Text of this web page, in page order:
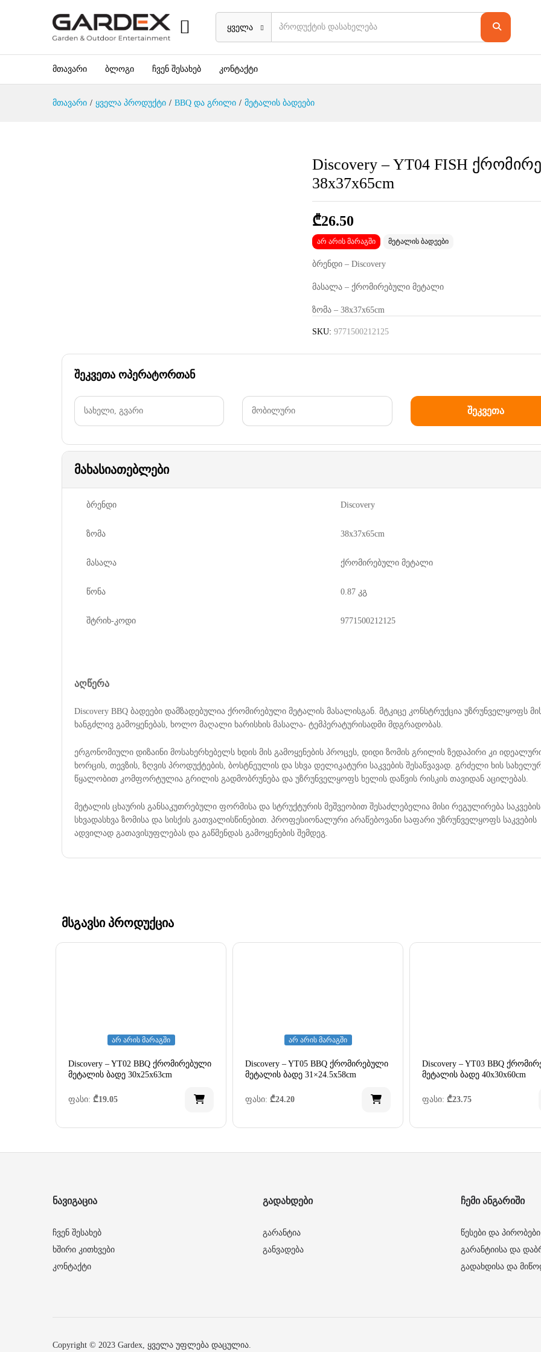
ყველა
მთავარი ბლოგი ჩვენ შესახებ კონტაქტი
მთავარი / ყველა პროდუქტი / BBQ და გრილი / მეტალის ბადეები
Discovery – YT04 FISH
38x37x65cm
₾26.50
არ არის მარაგში მეტალის ბადეები
ბრენდი – Discovery
მასალა – ქრომირებული მეტალი
ზომა – 38x37x65cm
SKU: 9771500212125
შეკვეთა ოპერატორთან
მახასიათებლები
ბრენდი Discovery
ზომა 38x37x65cm
მასალა ქრომირებული მეტალი
წონა 0.87 კგ
შტრიხ-კოდი 9771500212125
აღწერა
Discovery BBQ ბადეები დამზადებულია ქრომირებული მეტალის მასალისგან. მტკიცე კონსტრუქცია უზრუნველყოფს
ხანგძლივ გამოყენებას, ხოლო მაღალი ხარისხის მასალა- ტემპერატურისადმი მდგრადობას.
ერგონომიული დიზაინი მოსახერხებელს ხდის მის გამოყენების პროცეს, დიდი ზომის გრილის ზედაპირი კი
ხორცის, თევზის, ზღვის პროდუქტების, ბოსტნეულის და სხვა დელიკატური საკვების შესაწვავად. გრძელი ხის
წყალობით კომფორტულია გრილის გადმობრუნება და უზრუნველყოფს ხელის დაწვის რისკის თავიდან აცილებას.
მეტალის ცხაურის განსაკუთრებული ფორმისა და სტრუქტურის მეშვეობით შესაძლებელია მისი რეგულირება საკვების
სხვადასხვა ზომისა და სისქის გათვალისწინებით. პროფესიონალური არაწებოვანი საფარი უზრუნველყოფს საკვების
ადვილად გათავისუფლებას და გაწმენდას გამოყენების შემდეგ.
მსგავსი პროდუქცია
არ არის მარაგში
Discovery – YT02 BBQ ქრომირებული
მეტალის ბადე 30x25x63cm
ფასი: ₾19.05
არ არის მარაგში
Discovery – YT05 BBQ ქრომირებული
მეტალის ბადე 31×24.5x58cm
ფასი: ₾24.20
Discovery – YT03 BBQ
მეტალის ბადე 40x30x60cm
ფასი: ₾23.75
ნავიგაცია
ჩვენ შესახებ
ხშირი კითხვები
კონტაქტი
გადახდები
გარანტია
განვადება
ჩემი ანგარიში
წესები და პირობები
გარანტიისა და
გადახდისა და
Copyright © 2023 Gardex, ყველა უფლება დაცულია.